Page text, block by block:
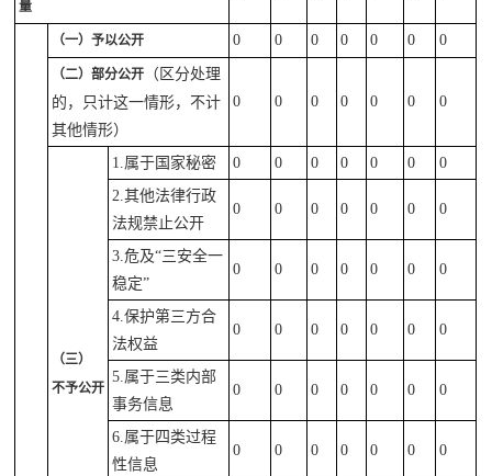
量
（一）予以公开 0 0 0 0 0 0 0
（二）部分公开 （区分处理
的，只计这一情形，不计
其他情形）
0 0 0 0 0 0 0
（三）
不予公开
1.属于国家秘密 0 0 0 0 0 0
0
2.其他法律行政
法规禁止公开
0 0 0 0 0 0 0
3.危及“三安全一
稳定”
0 0 0 0 0 0 0
4.保护第三方合
法权益
0 0 0 0 0 0 0
5.属于三类内部
事务信息
0 0 0 0 0 0 0
6.属于四类过程
性信息
0 0 0 0 0 0 0